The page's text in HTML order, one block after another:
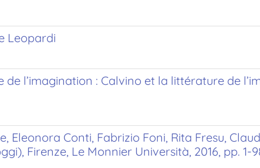
Leopardi
de l’imagination : Calvino et la littérature de
Eleonora Conti, Fabrizio Foni, Rita Fresu,
Firenze, Le Monnier Università, 2016, pp. 1-